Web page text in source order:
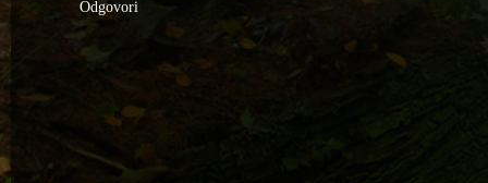
Odgovori